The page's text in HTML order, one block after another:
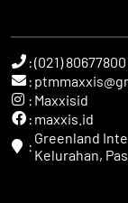
:(021) 80677800
:
: Maxxisid
: maxxis.id
: Greenland
Kelurahan,